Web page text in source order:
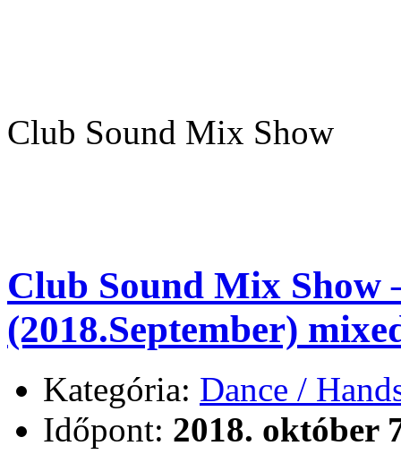
Club Sound Mix Show
Club Sound Mix Show
(2018.September)
Kategória: Dance /
Időpont: 2018. október